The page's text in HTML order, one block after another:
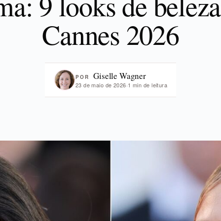
Cannes 2026
POR Giselle Wagner
23 de maio de 2026·1 min de leitura